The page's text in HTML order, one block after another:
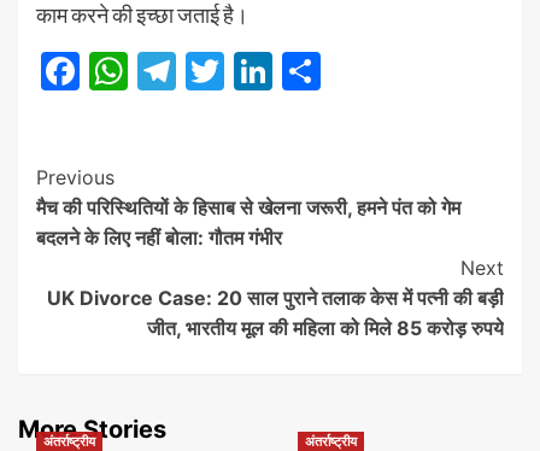
काम करने की इच्छा जताई है।
Facebook
WhatsApp
Telegram
TwitterLinkedIn
Post
Navigation
Previous
मैच की परिस्थितियों के हिसाब से खेलना जरूरी, हमने पंत को गेम
बदलने के लिए नहीं बोला: गौतम गंभीर
Next
UK Divorce Case: 20 साल पुराने तलाक केस में पत्नी की बड़ी
जीत, भारतीय मूल की महिला को मिले 85 करोड़ रुपये
More Stories
अंतर्राष्ट्रीय अंतर्राष्ट्रीय